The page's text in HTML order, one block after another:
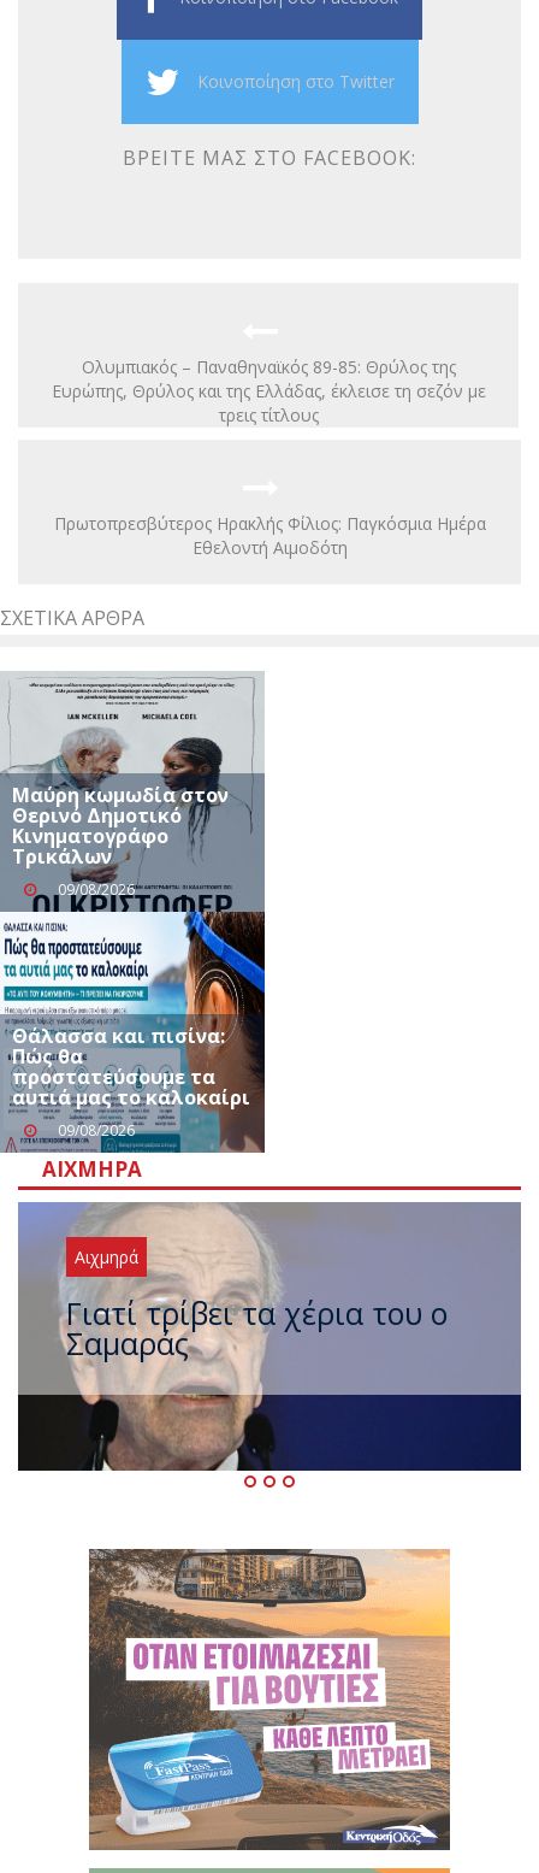
Κοινοποίηση στο Twitter
ΒΡΕΊΤΕ ΜΑΣ ΣΤΟ FACEBOOK:
Ολυμπιακός – Παναθηναϊκός 89-85: Θρύλος της
Ευρώπης, Θρύλος και της Ελλάδας, έκλεισε τη σεζόν με
τρεις τίτλους
Πρωτοπρεσβύτερος Ηρακλής Φίλιος: Παγκόσμια Ημέρα
Εθελοντή Αιμοδότη
ΣΧΕΤΙΚΆ ΆΡΘΡΑ
Μαύρη κωμωδία στον
Θερινό Δημοτικό
Κινηματογράφο
Τρικάλων
09/08/2026
Θάλασσα και πισίνα:
Πώς θα
προστατεύσουμε τα
αυτιά μας το καλοκαίρι
09/08/2026
ΑΙΧΜΗΡΆ
Αιχμηρά
Ξαναχτύπησαν